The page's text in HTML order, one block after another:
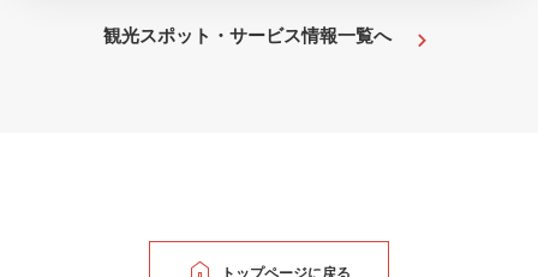
観光スポット・サービス情報一覧へ